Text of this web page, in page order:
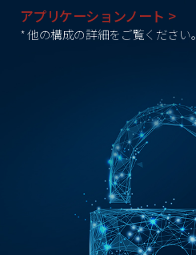
アプリケーションノート >
* 他の構成の詳細をご覧ください。